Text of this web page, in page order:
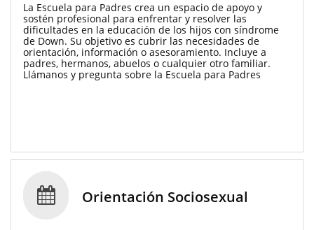
La Escuela para Padres crea un espacio de apoyo y
sostén profesional para enfrentar y resolver las
dificultades en la educación de los hijos con síndrome
de Down. Su objetivo es cubrir las necesidades de
orientación, información o asesoramiento. Incluye a
padres, hermanos, abuelos o cualquier otro familiar.
Llámanos y pregunta sobre la Escuela para Padres
 Orientación Sociosexual